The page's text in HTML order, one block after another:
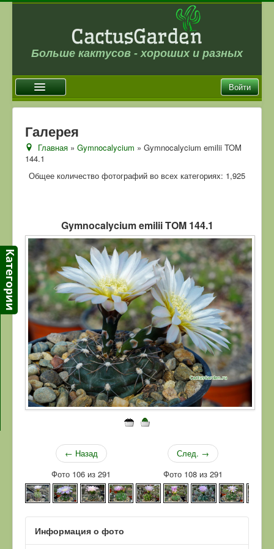
Больше кактусов - хороших и разных
Войти
Новости
Галерея
Магазин
Ссылки
Контакты
Галерея
Главная »Gymnocalycium » Gymnocalycium emilii TOM
144.1
Общее количество фотографий во всех категориях: 1,925
Gymnocalycium emilii TOM 144.1
← Назад
Фото 106 из 291
След. →
Фото 108 из 291
Информация о фото